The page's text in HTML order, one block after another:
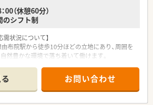
00（休憩60分）
シフト制
需状況について】
布院駅から徒歩10分ほどの立地にあり、周囲を
然豊かな環境で落ち着いて働けます。
しており、1日約60枚に対応しています。
2名と事務員2名の4名体制で運営しており、ベテ
在籍しているため業務がスムーズです。
お問い合わせ